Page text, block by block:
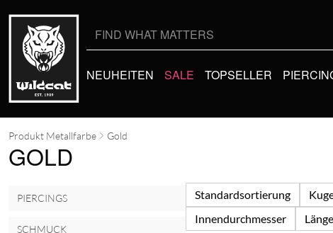
NEUHEITEN SALE TOPSELLER
Produkt Metallfarbe Gold
GOLD
PIERCINGS
SCHMUCK
Standardsortierung
Innendurchmesser
Länge